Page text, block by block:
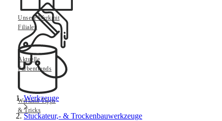
Unsere Werkmit
Filialen
Aktuelle
Farbentrends
Werkmit Tipps
& Tricks
Werkzeuge
Stuckateur,- & Trockenbauwerkzeuge